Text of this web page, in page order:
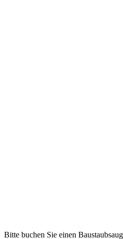
Bitte buchen Sie einen